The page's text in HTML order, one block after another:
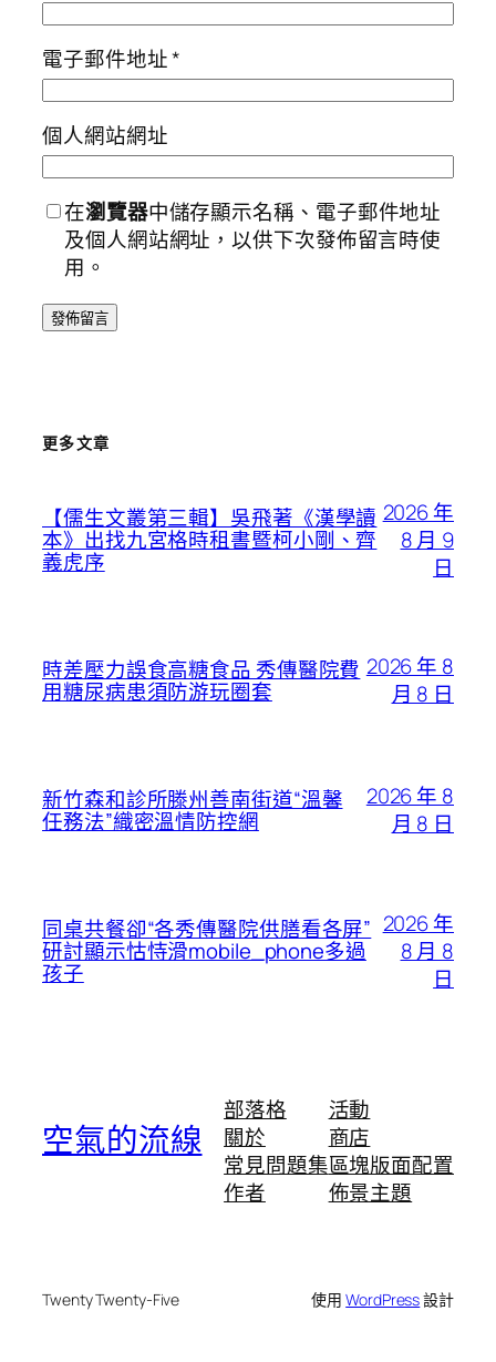
電子郵件地址*
個人網站網址
在瀏覽器中儲存顯示名稱、電子郵件地址
及個人網站網址，以供下次發佈留言時使
用。
更多文章
【儒生文叢第三輯】吳飛著《漢學讀
本》出找九宮格時租書暨柯小剛、齊
義虎序
2026 年
8 月 9
日
時差壓力誤食高糖食品 秀傳醫院費
用糖尿病患須防游玩圈套
2026 年 8
月 8 日
新竹森和診所滕州善南街道“溫馨
任務法”織密溫情防控網
2026 年 8
月 8 日
同桌共餐卻“各秀傳醫院供膳看各屏”
研討顯示怙恃滑mobile_phone多過
孩子
2026 年
8 月 8
日
空氣的流線
部落格
關於
常見問題集
作者
活動
商店
區塊版面配置
佈景主題
Twenty Twenty-Five 使用WordPress設計